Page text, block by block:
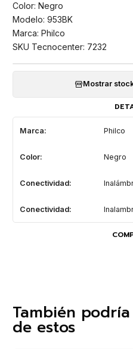
Color: Negro
Modelo: 953BK
Marca: Philco
SKU Tecnocenter: 7232
Mostrar
Marca: Philco
Color: Negro
Conectividad:
Conectividad:
También
de estos